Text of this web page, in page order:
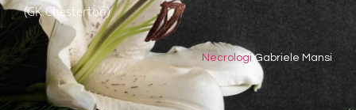
(GK Chesterton)
Necrologi Gabriele Mansi